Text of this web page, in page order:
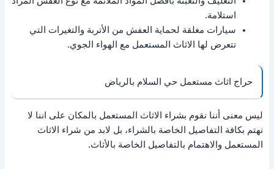
استلامة.
سيارات مغلقة لحماية العفش من الأتربة والتغيرات التي
تتعرض لها الاثاث المستعمل مع الهواء الجوي.
حراج اثاث مستعمل حي السلام بالرياض
ليس معنى أننا نقوم بشراء الاثاث المستعمل بالمكان على اننا لا
نهتم بكافة التفاصيل الخاصة بالشراء، بل لابد من شراء الاثاث
المستعمل والاهتمام بالتفاصيل الخاصة بالأثاث.